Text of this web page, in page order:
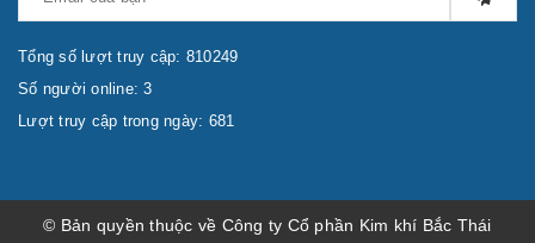
Tổng số lượt truy cập: 810249
Số người online: 3
Lượt truy cập trong ngày: 681
© Bản quyền thuộc về Công ty Cổ phần Kim khí Bắc Thái